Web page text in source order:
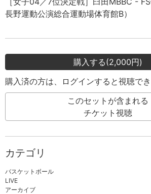
長野運動公演総合運動場体育館B）
購入する(2,000円)
購入済の方は、ログインすると視聴で
このセットが含まれる
チケット視聴
カテゴリ
バスケットボール
LIVE
アーカイブ